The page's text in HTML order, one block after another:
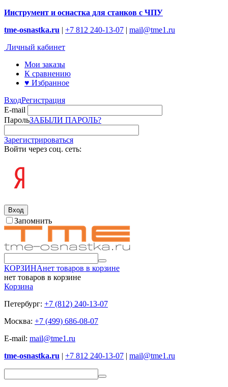
Инструмент и оснастка для станков с ЧПУ
tme-osnastka.ru | +7 812 240-13-07 | mail@tme1.ru
Личный кабинет
Мои заказы
К сравнению
♥ Избранное
ВходРегистрация
E-mail
ПарольЗАБЫЛИ ПАРОЛЬ?
Зарегистрироваться
Войти через соц. сеть:
Вход
Запомнить
КОРЗИНАнет товаров в корзине
нет товаров в корзине
Корзина
Петербург: +7 (812) 240-13-07
Москва: +7 (499) 686-08-07
E-mail: mail@tme1.ru
tme-osnastka.ru | +7 812 240-13-07 | mail@tme1.ru